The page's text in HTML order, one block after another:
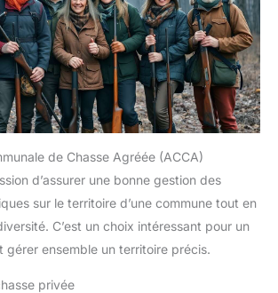
de Chasse Agréée (ACCA)
d’assurer une bonne gestion des
sur le territoire d’une commune tout en
C’est un choix intéressant pour un
gérer ensemble un territoire précis.
privée